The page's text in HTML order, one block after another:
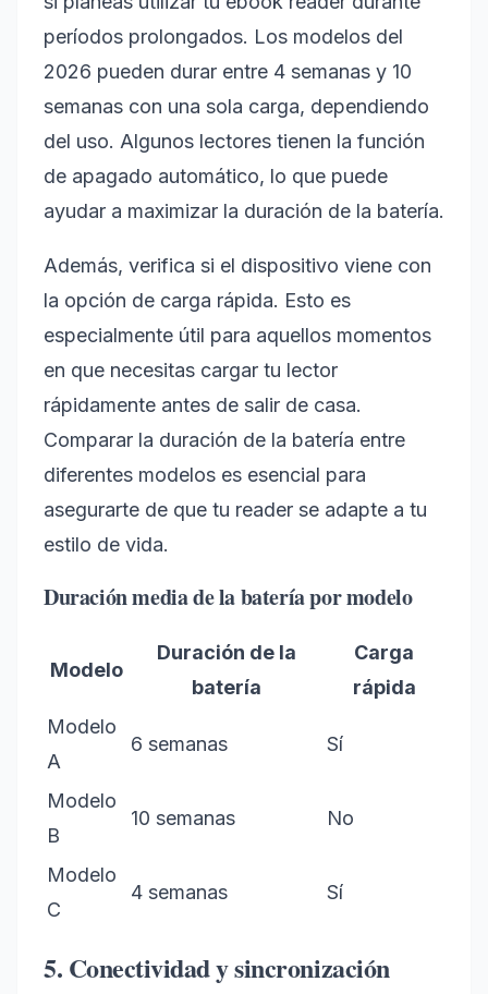
períodos prolongados. Los modelos del
2026 pueden durar entre 4 semanas y 10
semanas con una sola carga, dependiendo
del uso. Algunos lectores tienen la función
de apagado automático, lo que puede
ayudar a maximizar la duración de la batería.
Además, verifica si el dispositivo viene con
la opción de carga rápida. Esto es
especialmente útil para aquellos momentos
en que necesitas cargar tu lector
rápidamente antes de salir de casa.
Comparar la duración de la batería entre
diferentes modelos es esencial para
asegurarte de que tu reader se adapte a tu
estilo de vida.
Duración media de la batería por modelo
Modelo
Duración de la
batería
Carga
rápida
Modelo
A
6 semanas Sí
Modelo
B
10 semanas No
Modelo
C
4 semanas Sí
5. Conectividad y sincronización